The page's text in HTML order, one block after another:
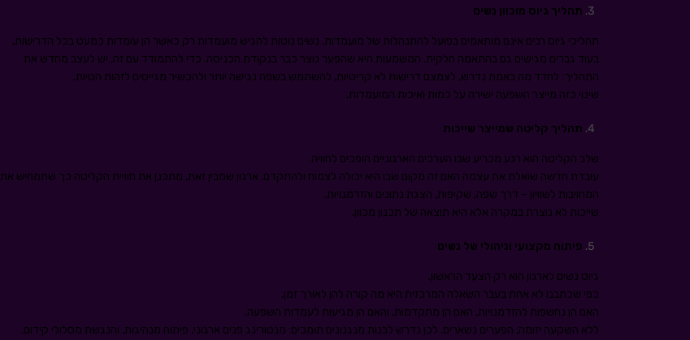
תהליך גיוס מוכוון נשים
תהליכי גיוס רבים אינם מותאמים בפועל להתנהלות של מועמדות. נשים נוטות להגיש מועמדות רק כאשר הן עומדות כמעט בכל הדרישות,
בעוד גברים מגישים גם בהתאמה חלקית. המשמעות היא שהפער נוצר כבר בנקודת הכניסה. כדי להתמודד עם זה, יש לעצב מחדש את
התהליך: לחדד מה באמת נדרש, לצמצם דרישות לא קריטיות, להשתמש בשפה נגישה יותר ולהכשיר מגייסים לזהות הטיות.
שינוי כזה מייצר השפעה ישירה על כמות ואיכות המועמדות.
תהליך קליטה שמייצר שייכות
שלב הקליטה הוא רגע מכריע שבו הערכים הארגוניים הופכים לחוויה.
עובדת חדשה שואלת את עצמה האם זה מקום שבו היא יכולה לצמוח ולהתקדם. ארגון שמבין זאת, מתכנן את חוויית הקליטה כך שתמחיש את
המחויבות לשוויון – דרך שפה, שקיפות, הצגת נתונים והזדמנויות.
שייכות לא נוצרת במקרה אלא היא תוצאה של תכנון מכוון.
פיתוח מקצועי וניהולי של נשים
גיוס נשים לארגון הוא רק הצעד הראשון.
כפי שכתבנו לא אחת בעבר השאלה המרכזית היא מה קורה להן לאורך זמן.
האם הן נחשפות להזדמנויות, האם הן מתקדמות, והאם הן מגיעות לעמדות השפעה.
ללא השקעה יזומה, הפערים נשארים. לכן נדרש לבנות מנגנונים תומכים: מנטורינג פנים ארגוני, פיתוח מנהיגות, והנגשת מסלולי קידום.